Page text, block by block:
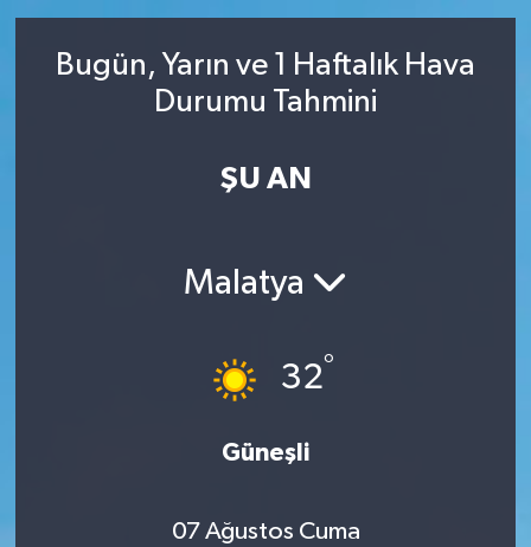
Bugün, Yarın ve 1 Haftalık Hava
Durumu Tahmini
ŞU AN
Malatya
32°
Güneşli
07 Ağustos Cuma
Haber Arşivi